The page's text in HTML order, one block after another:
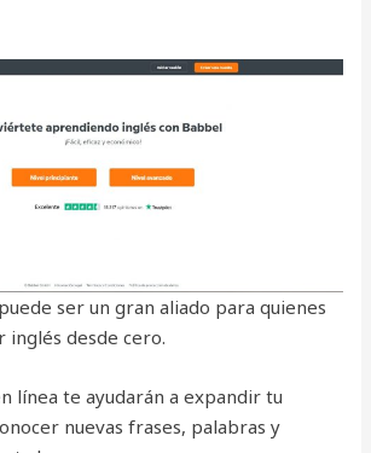
ser un gran aliado para quienes
inglés desde cero.
línea te ayudarán a expandir tu
nuevas frases, palabras y